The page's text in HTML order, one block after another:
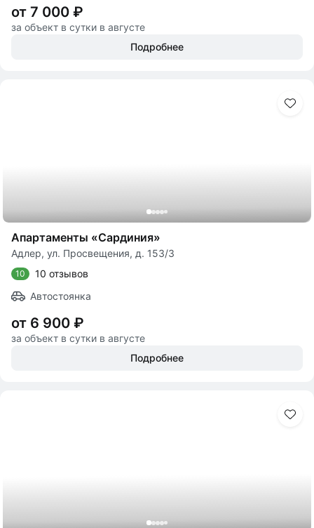
от 7 000 ₽
за объект в сутки в августе
Подробнее
Апартаменты «Сардиния»
Адлер, ул. Просвещения, д. 153/3
10
10 отзывов
Автостоянка
от 6 900 ₽
за объект в сутки в августе
Подробнее